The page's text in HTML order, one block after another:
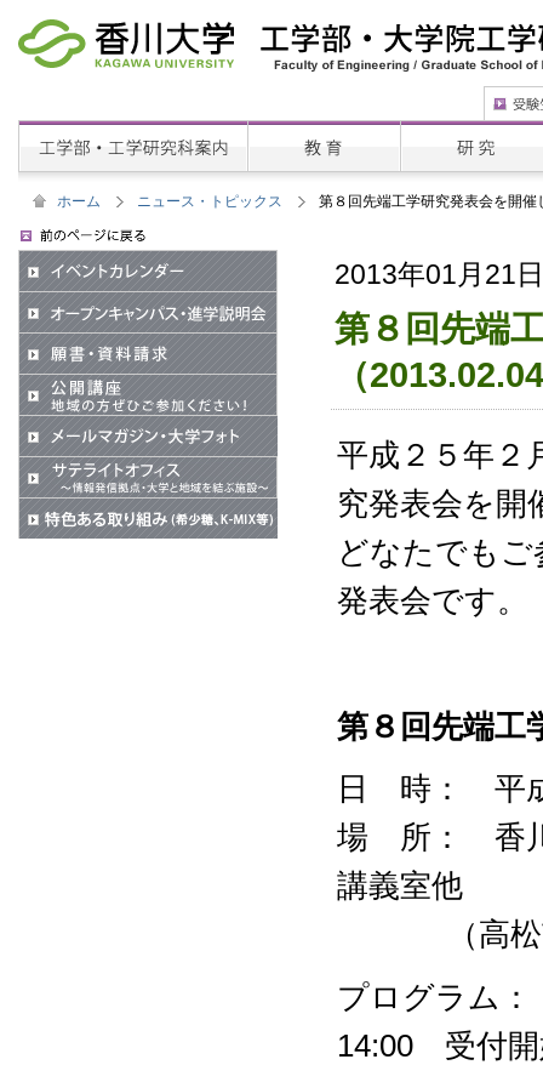
ホーム ニュース・トピックス 第８回先端工学研究発表会を開
2013年01月21
第８回先端
（
平成２５年２
究発表会を開
どなたでも
発表会です。
第８回先端工
日 時： 平成
場 所： 香川
講義室他
（高松市
プログラム：
14:00 受付開